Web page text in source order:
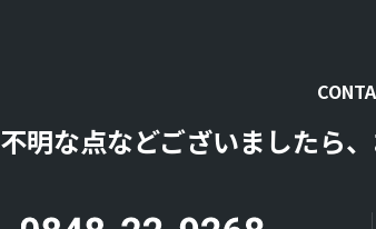
不明な点などございましたら